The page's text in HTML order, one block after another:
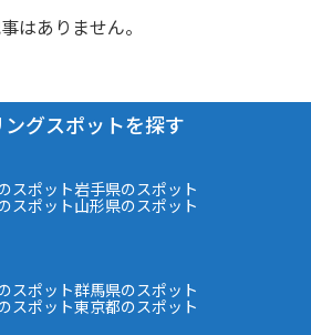
はありません。
グスポットを探す
スポット岩手県のスポット
スポット山形県のスポット
スポット群馬県のスポット
スポット東京都のスポット